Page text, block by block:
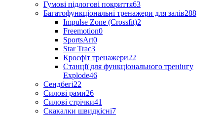
Гумові підлогові покриття63
Багатофункціональні тренажери для залів288
Impulse Zone (Crossfit)2
Freemotion0
SportsArt0
Star Trac3
Кросфіт тренажери22
Станції для функціонального тренінгу
Explode46
Сендбегі22
Силові рами26
Силові стрічки41
Скакалки швидкісні7